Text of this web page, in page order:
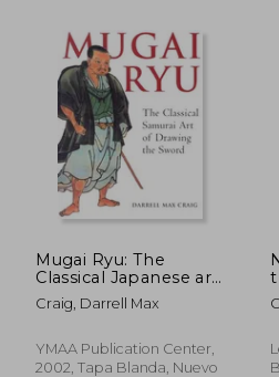
50%
dcto. $ 1.003
Mugai Ryu: The
Classical Japanese art
of Drawing the Sword
(en Inglés)
Craig, Darrell Max
YMAA Publication Center,
2002, Tapa Blanda, Nuevo